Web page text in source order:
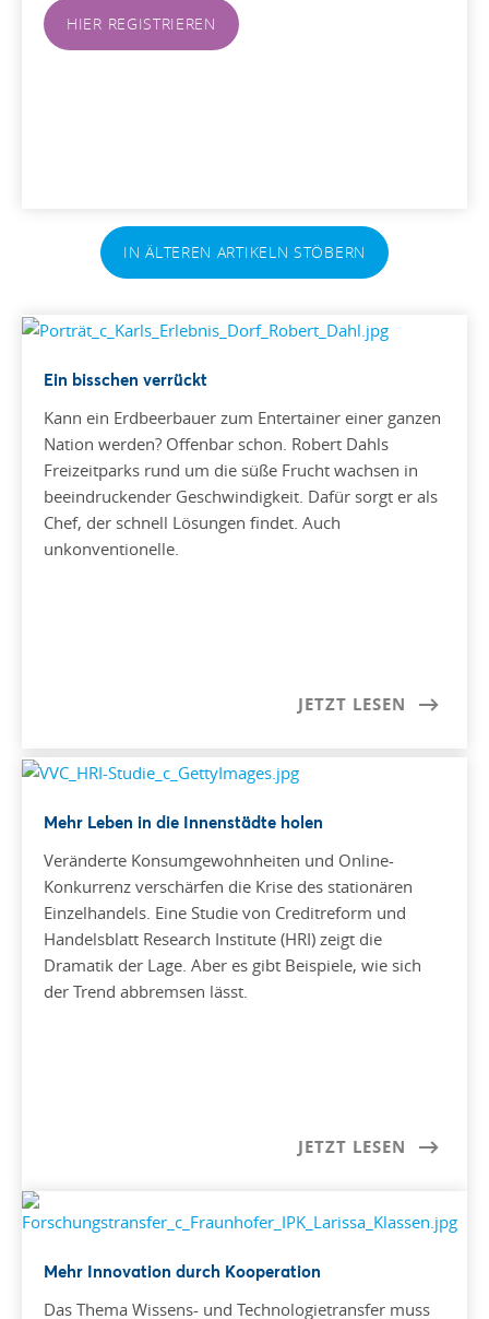
HIER REGISTRIEREN
IN ÄLTEREN ARTIKELN STÖBERN
Ein bisschen verrückt
Kann ein Erdbeerbauer zum Entertainer einer ganzen
Nation werden? Offenbar schon. Robert Dahls
Freizeitparks rund um die süße Frucht wachsen in
beeindruckender Geschwindigkeit. Dafür sorgt er als
Chef, der schnell Lösungen findet. Auch
unkonventionelle.
JETZT LESEN
Mehr Leben in die Innenstädte holen
Veränderte Konsumgewohnheiten und Online-
Konkurrenz verschärfen die Krise des stationären
Einzelhandels. Eine Studie von Creditreform und
Handelsblatt Research Institute (HRI) zeigt die
Dramatik der Lage. Aber es gibt Beispiele, wie sich
der Trend abbremsen lässt.
JETZT LESEN
Mehr Innovation durch Kooperation
Das Thema Wissens- und Technologietransfer muss